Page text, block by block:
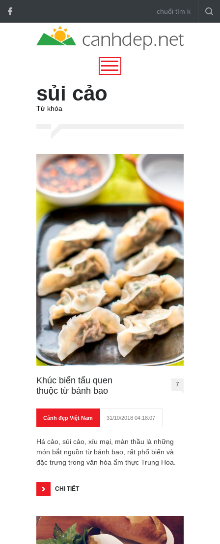
sủi cảo
Từ khóa
Khúc biến tấu quen
thuộc từ bánh bao
7
Cảnh đẹp Việt Nam 31/10/2018 04:18:07
Há cảo, sủi cảo, xíu mại, màn thầu là những
món bắt nguồn từ bánh bao, rất phổ biến và
đặc trưng trong văn hóa ẩm thực Trung Hoa.
CHI TIẾT